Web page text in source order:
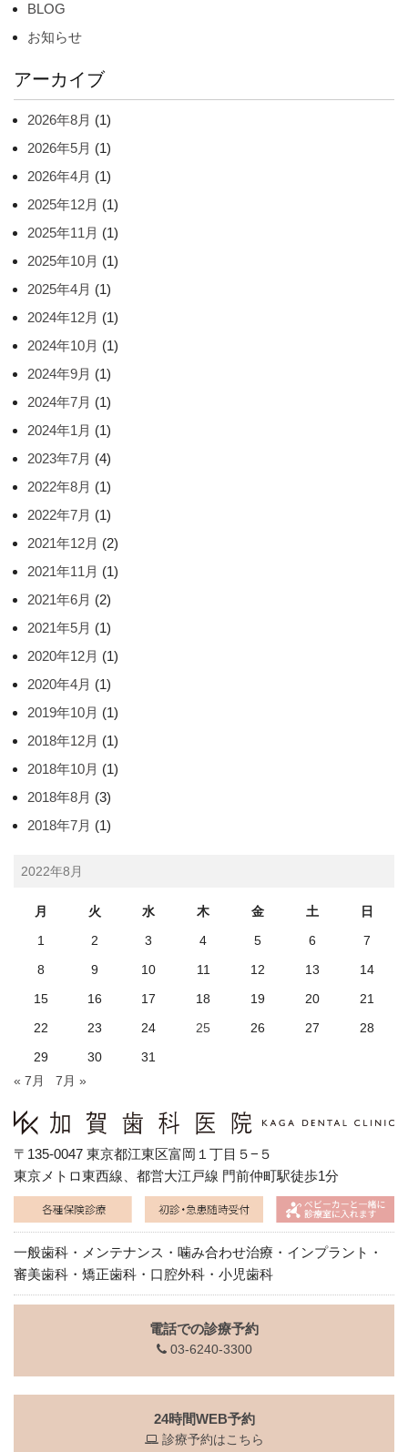
BLOG
お知らせ
アーカイブ
2026年8月 (1)
2026年5月 (1)
2026年4月 (1)
2025年12月 (1)
2025年11月 (1)
2025年10月 (1)
2025年4月 (1)
2024年12月 (1)
2024年10月 (1)
2024年9月 (1)
2024年7月 (1)
2024年1月 (1)
2023年7月 (4)
2022年8月 (1)
2022年7月 (1)
2021年12月 (2)
2021年11月 (1)
2021年6月 (2)
2021年5月 (1)
2020年12月 (1)
2020年4月 (1)
2019年10月 (1)
2018年12月 (1)
2018年10月 (1)
2018年8月 (3)
2018年7月 (1)
2022年8月
月 火 水 木 金 土
日
1
2 3 4 5 6
7
8
9 10 11 12 13
14
15
16 17 18 19 20
21
22
23 24 25 26 27
28
29
30
31
« 7月
7月 »
〒135-0047 東京都江東区富岡１丁目５−５
東京メトロ東西線、都営大江戸線 門前仲町駅徒歩1分
一般歯科・メンテナンス・噛み合わせ治療・インプラント・
審美歯科・矯正歯科・口腔外科・小児歯科
電話での診療予約
03-6240-3300
24時間WEB予約
診療予約はこちら